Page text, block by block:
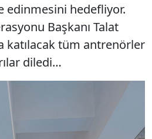
edinmesini hedefliyor.
Başkanı Talat
katılacak tüm antrenörler
diledi…